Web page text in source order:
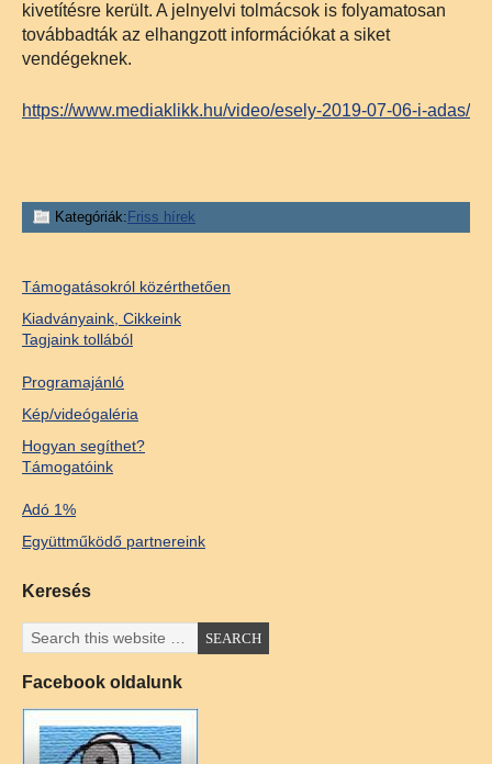
kivetítésre került. A jelnyelvi tolmácsok is folyamatosan
továbbadták az elhangzott információkat a siket
vendégeknek.
https://www.mediaklikk.hu/video/esely-2019-07-06-i-adas/
Kategóriák: Friss hírek
Támogatásokról közérthetően
Kiadványaink, Cikkeink
Tagjaink tollából
Programajánló
Kép/videógaléria
Hogyan segíthet?
Támogatóink
Adó 1%
Együttműködő partnereink
Keresés
Facebook oldalunk